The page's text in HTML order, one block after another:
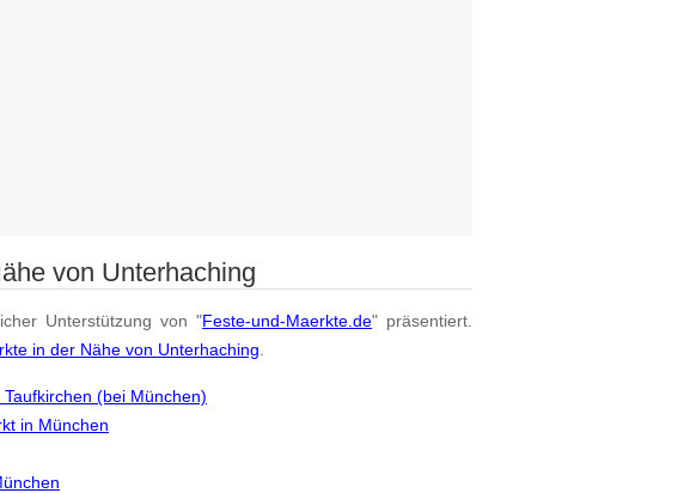
von Unterhaching
Unterstützung von "Feste-und-Maerkte.de" präsentiert.
in der Nähe von Unterhaching.
(bei München)
in München